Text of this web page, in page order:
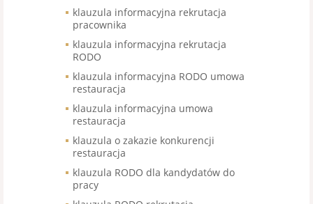
klauzula informacyjna rekrutacja
pracownika
klauzula informacyjna rekrutacja
RODO
klauzula informacyjna RODO umowa
restauracja
klauzula informacyjna umowa
restauracja
klauzula o zakazie konkurencji
restauracja
klauzula RODO dla kandydatów do
pracy